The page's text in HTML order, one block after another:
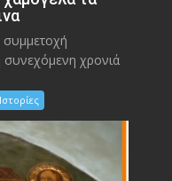
συμμετοχή
συνεχόμενη χρονιά